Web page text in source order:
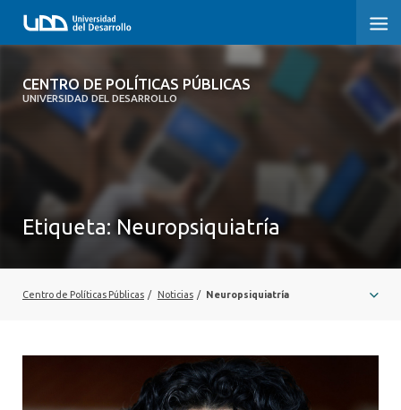
CENTRO DE POLÍTICAS PÚBLICAS
UNIVERSIDAD DEL DESARROLLO
CENTRO DE POLÍTICAS PÚBLICAS
DOCUMENTOS DE TRABAJO
Etiqueta: Neuropsiquiatría
Centro de Políticas Públicas / Noticias / Neuropsiquiatría